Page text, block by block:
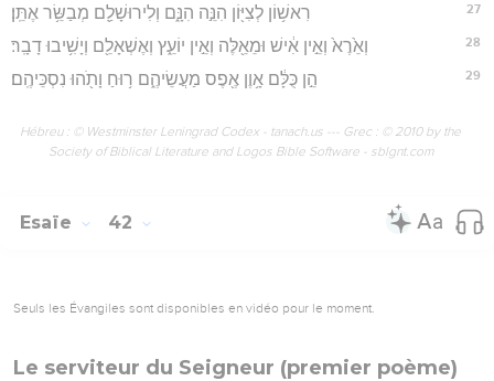
27 רִאשׁ֥וֹן לְצִיּ֖וֹן הִנֵּ֣ה הִנָּ֑ם וְלִירוּשָׁלִַ֖ם מְבַשֵּׂ֥ר אֶתֵּֽן׃
28 וְאֵ֙רֶא֙ וְאֵ֣ין אִ֔ישׁ וּמֵאֵ֖לֶּה וְאֵ֣ין יוֹעֵ֑ץ וְאֶשְׁאָלֵ֖ם וְיָשִׁ֥יבוּ דָבָֽר׃
29 הֵ֣ן כֻּלָּ֔ם אָ֥וֶן אֶ֖פֶס מַעֲשֵׂיהֶ֑ם ר֥וּחַ וָתֹ֖הוּ נִסְכֵּיהֶֽם׃
Hébreu : © Westminster Leningrad Codex - tanach.us --- Grec : © 2010 by the
Society of Biblical Literature and Logos Bible Software - sblgnt.com
Esaïe 42
Seuls les Évangiles sont disponibles en vidéo pour le moment.
Le serviteur du Seigneur (premier poème)